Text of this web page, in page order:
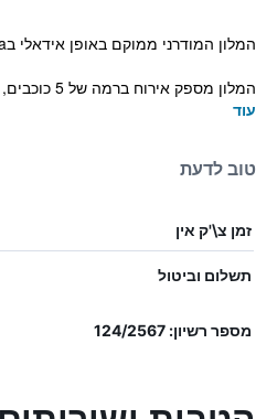
המלון המודרני ממוקם באופן אידאלי בCentral Pattaya ומציע לאורחיו בריכה וג'קוזי. משקיפה אל עבר פאטאיה וכוללת בין השאר חדרים מודרניים.
המלון מספק אירוח ברמה של 5 כוכבים, לנוחיותם של האורחים ניתן ל...
עוד
טוב לדעת
זמן צ\'ק אין
תשלום וביטול
מספר רשיון: 124/2567